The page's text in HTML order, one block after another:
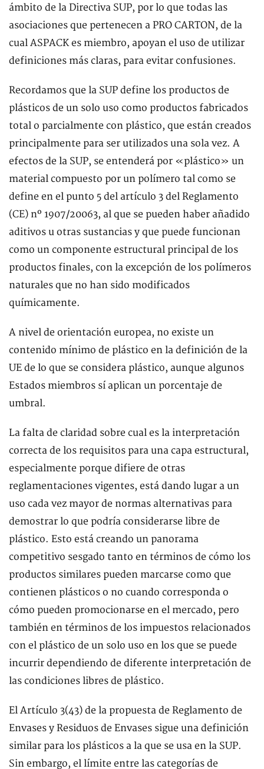
ámbito de la Directiva SUP, por lo que todas las
asociaciones que pertenecen a PRO CARTON, de la
cual ASPACK es miembro, apoyan el uso de utilizar
definiciones más claras, para evitar confusiones.
Recordamos que la SUP define los productos de
plásticos de un solo uso como productos fabricados
total o parcialmente con plástico, que están creados
principalmente para ser utilizados una sola vez. A
efectos de la SUP, se entenderá por «plástico» un
material compuesto por un polímero tal como se
define en el punto 5 del artículo 3 del Reglamento
(CE) nº 1907/20063, al que se pueden haber añadido
aditivos u otras sustancias y que puede funcionan
como un componente estructural principal de los
productos finales, con la excepción de los polímeros
naturales que no han sido modificados
químicamente.
A nivel de orientación europea, no existe un
contenido mínimo de plástico en la definición de la
UE de lo que se considera plástico, aunque algunos
Estados miembros sí aplican un porcentaje de
umbral.
La falta de claridad sobre cual es la interpretación
correcta de los requisitos para una capa estructural,
especialmente porque difiere de otras
reglamentaciones vigentes, está dando lugar a un
uso cada vez mayor de normas alternativas para
demostrar lo que podría considerarse libre de
plástico. Esto está creando un panorama
competitivo sesgado tanto en términos de cómo los
productos similares pueden marcarse como que
contienen plásticos o no cuando corresponda o
cómo pueden promocionarse en el mercado, pero
también en términos de los impuestos relacionados
con el plástico de un solo uso en los que se puede
incurrir dependiendo de diferente interpretación de
las condiciones libres de plástico.
El Artículo 3(43) de la propuesta de Reglamento de
Envases y Residuos de Envases sigue una definición
similar para los plásticos a la que se usa en la SUP.
Sin embargo, el límite entre las categorías de